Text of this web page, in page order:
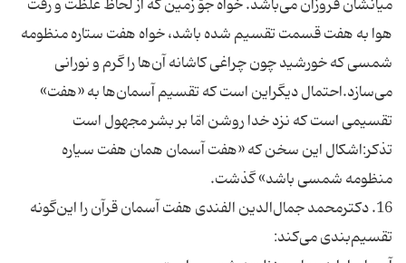
میانشان فروزان می‌باشد. خواه جوّ زمین که از لحاظ غلظت و رقت
هوا به هفت قسمت تقسیم شده باشد، خواه هفت ستاره منظومه
شمسی که خورشید چون چراغی کاشانه آن‌ها را گرم و نورانی
می‌سازد.احتمال دیگراین است که تقسیم آسمان‌ها به «هفت»
تقسیمی است که نزد خدا روشن امّا بر بشر مجهول است
تذکر:اشکال این سخن که «هفت آسمان همان هفت سیاره
منظومه شمسی ‌باشد» گذشت.
16. دکترمحمد جمال‌الدین الفندی هفت آسمان قرآن را این‌گونه
تقسیم‌بندی می‌کند: